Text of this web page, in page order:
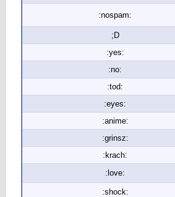
:nospam:
;D
:yes:
:no:
:tod:
:eyes:
:anime:
:grinsz:
:krach:
:love:
:shock: